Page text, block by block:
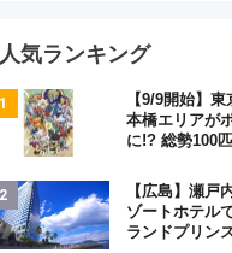
人気ランキング
【9/9開始】
本橋エリアが
に!? 総勢100
格謎解き・グ
め
【広島】瀬戸
ゾートホテル
ランドプリン